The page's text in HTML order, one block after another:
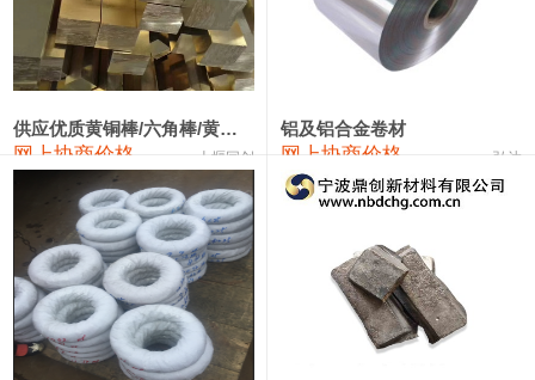
1#镁 17,000—18,000 17,500
1#电解锰(99.7%袋装) 17,900—18,100 18,000
1#电解锰 18,800—19,000 18,900
1#铬 60,000—82,000
2202#硅 14,100—14,300
553#硅 9,200—9,400 9,300
3303#硅 10,300—10,500 10,400
441#硅 9,500—9,700
供应优质黄铜棒/六角棒/黄铜方板
网上协商价格 十堰同创
铝及铝合金卷材
网上协商价格 弘达